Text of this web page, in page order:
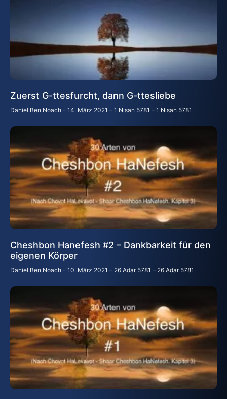
Zuerst G-ttesfurcht, dann G-ttesliebe
Daniel Ben Noach 14. März 2021 – 1 Nisan 5781 – 1 Nisan 5781
Cheshbon Hanefesh #2 – Dankbarkeit für den
eigenen Körper
Daniel Ben Noach 10. März 2021 – 26 Adar 5781 – 26 Adar 5781